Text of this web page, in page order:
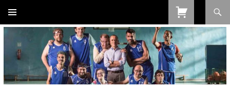
PARA
CONTEÚDO